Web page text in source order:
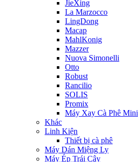
JieXing
La Marzocco
LingDong
Macap
MahlKonig
Mazzer
Nuova Simonelli
Otto
Robust
Rancilio
SOLIS
Promix
Máy Xay Cà Phê Mini
Khác
Linh Kiện
Thiết bị cà phê
Máy Dán Miệng Ly
Máy Ép Trái Cây